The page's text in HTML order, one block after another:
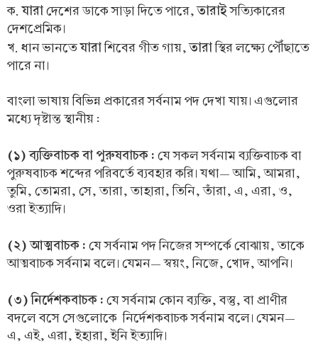
ক. যারাদেশের ডাকে সাড়া দিতে পারে,তারাইসত্যিকারের
দেশপ্রেমিক।
খ. ধান ভানতেযারাশিবের গীত গায়,তারাস্থির লক্ষ্যে পৌঁছাতে
পারে না।
বাংলা ভাষায় বিভিন্ন প্রকারের সর্বনাম পদ দেখা যায়। এগুলোর
মধ্যে দৃষ্টান্ত স্থানীয় :
(১) ব্যক্তিবাচক বা পুরুষবাচক : যে সকল সর্বনাম ব্যক্তিবাচক বা
পুরুষবাচক শব্দের পরিবর্তে ব্যবহার করি। যথা— আমি, আমরা,
তুমি, তোমরা, সে, তারা, তাহারা, তিনি, তাঁরা, এ, এরা, ও,
ওরা ইত্যাদি।
(২) আত্মবাচক : যে সর্বনাম পদ নিজের সম্পর্কে বোঝায়, তাকে
আত্মবাচক সর্বনাম বলে। যেমন— স্বয়ং, নিজে, খোদ, আপনি।
(৩) নির্দেশকবাচক : যে সর্বনাম কোন ব্যক্তি, বস্তু, বা প্রাণীর
বদলে বসে সেগুলোকে নির্দেশকবাচক সর্বনাম বলে। যেমন—
এ, এই, এরা, ইহারা, ইনি ইত্যাদি।